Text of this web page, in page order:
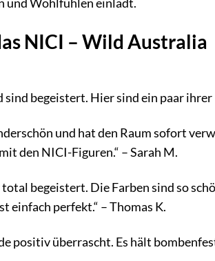
und Wohlfühlen einlädt.
NICI – Wild Australia
begeistert. Hier sind ein paar
und hat den Raum sofort
den NICI-Figuren.“ – Sarah M.
begeistert. Die Farben sind so
einfach perfekt.“ – Thomas K.
positiv überrascht. Es hält